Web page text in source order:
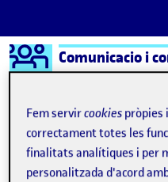
Saltar al contingut
Logo Ágora
Semestre 20222 - Aula 1
Fem servircookies pròpies
correctament totes les
finalitats analítiques i per
personalitzada d'acord